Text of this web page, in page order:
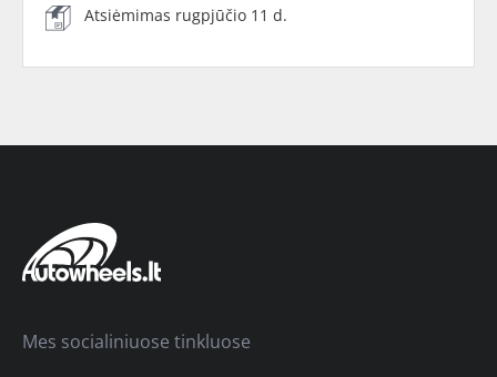
Atsiėmimas rugpjūčio 11 d.
Mes socialiniuose tinkluose